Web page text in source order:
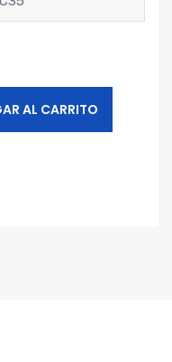
AL CARRITO